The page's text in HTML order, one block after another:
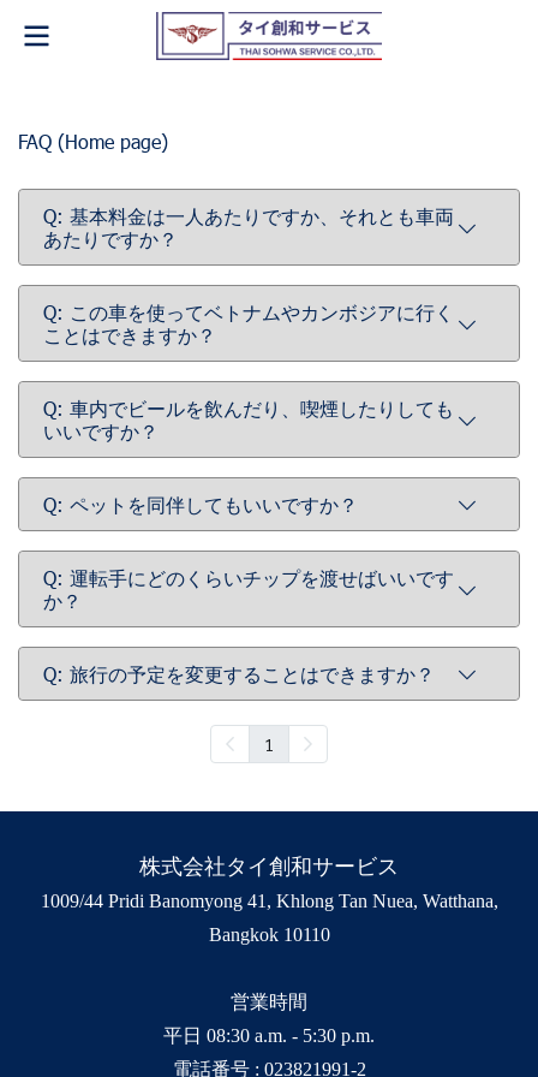
FAQ (Home page)
Q: 基本料金は一人あたりですか、それとも車両
あたりですか？
Q: この車を使ってベトナムやカンボジアに行く
ことはできますか？
Q: 車内でビールを飲んだり、喫煙したりしても
いいですか？
Q: ペットを同伴してもいいですか？
Q: 運転手にどのくらいチップを渡せばいいです
か？
Q: 旅行の予定を変更することはできますか？
1
株式会社タイ創和サービス
1009/44 Pridi Banomyong 41, Khlong Tan Nuea, Watthana,
Bangkok 10110
営業時間
平日 08:30 a.m. - 5:30 p.m.
電話番号 : 023821991-2